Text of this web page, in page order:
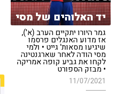
יד האלוהים של מסי
גמר היורו יתקיים הערב (א'),
אז מדוע האנגלים פרסמו
שיגיעו מסאות' גייט • ולמי
מסי הודה לאחר שארגנטינה
לקחו את גביע קופה אמריקה
• מבזק הספורט
11/07/2021